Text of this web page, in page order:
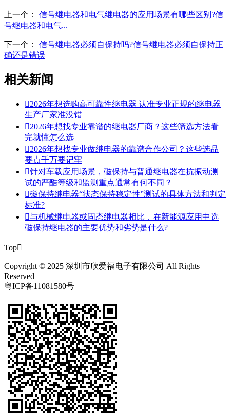
上一个： 信号继电器和电气继电器的应用场景有哪些区别?信
号继电器和电气...
下一个： 信号继电器必须自保持吗?信号继电器必须自保持正
确还是错误
相关新闻
2026年想选购高可靠性继电器 认准专业正规的继电器
生产厂家准没错
2026年想找专业靠谱的继电器厂商？这些筛选方法看
完就懂怎么选
2026年想找专业做继电器的靠谱合作公司？这些选品
要点千万要记牢
针对车载应用场景，磁保持与普通继电器在抗振动测
试的严酷等级和监测重点通常有何不同？
磁保持继电器“状态保持稳定性”测试的具体方法和判定
标准?
与机械继电器或固态继电器相比，在新能源应用中选
磁保持继电器的主要优势和劣势是什么?
Top
Copyright © 2025 深圳市欣爱福电子有限公司 All Rights
Reserved
粤ICP备11081580号